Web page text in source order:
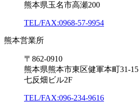
熊本県玉名市高瀬200
TEL/FAX:0968-57-9954
熊本営業所
〒862-0910
熊本県熊本市東区健軍本町31-15
七反畑ビル2F
TEL/FAX:096-234-9616